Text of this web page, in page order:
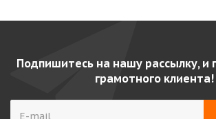
Подпишитесь на нашу рассылку, и
грамотного клиента!